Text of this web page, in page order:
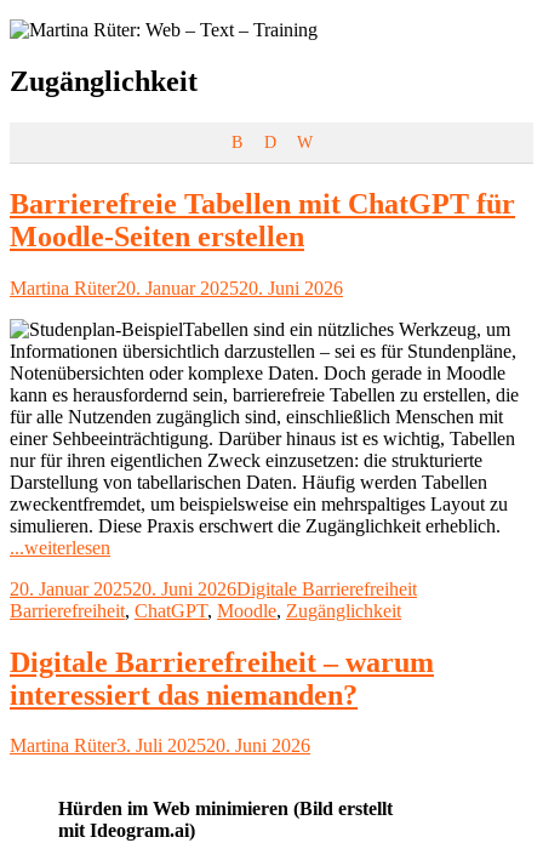
Schlagwort:
Zugänglichkeit
B D W
Barrierefreie Tabellen mit ChatGPT für
Moodle-Seiten erstellen
Autor
Martina RüterVeröffentlicht
20. Januar 202520. Juni 2026
Tabellen sind ein nützliches Werkzeug, um
Informationen übersichtlich darzustellen – sei es für Stundenpläne,
Notenübersichten oder komplexe Daten. Doch gerade in Moodle
kann es herausfordernd sein, barrierefreie Tabellen zu erstellen, die
für alle Nutzenden zugänglich sind, einschließlich Menschen mit
einer Sehbeeinträchtigung. Darüber hinaus ist es wichtig, Tabellen
nur für ihren eigentlichen Zweck einzusetzen: die strukturierte
Darstellung von tabellarischen Daten. Häufig werden Tabellen
zweckentfremdet, um beispielsweise ein mehrspaltiges Layout zu
simulieren. Diese Praxis erschwert die Zugänglichkeit erheblich.
...weiterlesen
mit
ChatGPT
Moodle-
Seiten
erstellen"
Veröffentlicht
am
20. Januar 202520. Juni 2026Kategorien
Digitale BarrierefreiheitSchlagwörter
Barrierefreiheit, ChatGPT, Moodle, Zugänglichkeit
Digitale Barrierefreiheit – warum
interessiert das niemanden?
Autor
Martina RüterVeröffentlicht
3. Juli 202520. Juni 2026
Hürden im Web minimieren (Bild erstellt
mit Ideogram.ai)